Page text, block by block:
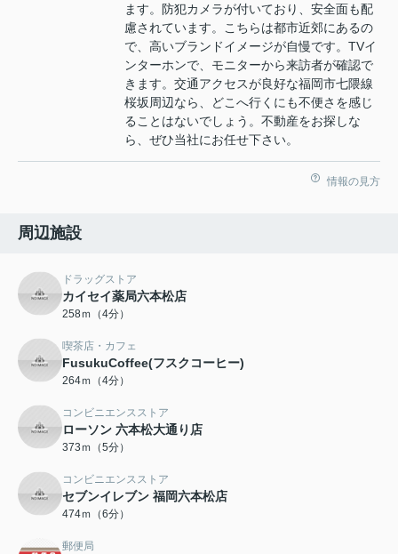
ます。防犯カメラが付いており、安全面も配
慮されています。こちらは都市近郊にあるの
で、高いブランドイメージが自慢です。TVイ
ンターホンで、モニターから来訪者が確認で
きます。交通アクセスが良好な福岡市七隈線
桜坂周辺なら、どこへ行くにも不便さを感じ
ることはないでしょう。不動産をお探しな
ら、ぜひ当社にお任せ下さい。
情報の見方
周辺施設
ドラッグストア
カイセイ薬局六本松店
258ｍ（4分）
喫茶店・カフェ
FusukuCoffee(フスクコーヒー)
264ｍ（4分）
コンビニエンスストア
ローソン 六本松大通り店
373ｍ（5分）
コンビニエンスストア
セブンイレブン 福岡六本松店
474ｍ（6分）
郵便局